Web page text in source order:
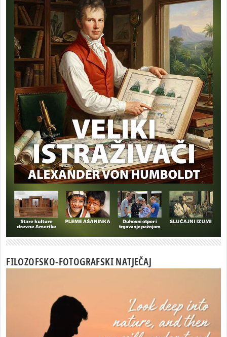
FILOZOFSKO-FOTOGRAFSKI NATJEČAJ